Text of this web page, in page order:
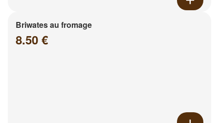
Briwates au fromage
8.50 €